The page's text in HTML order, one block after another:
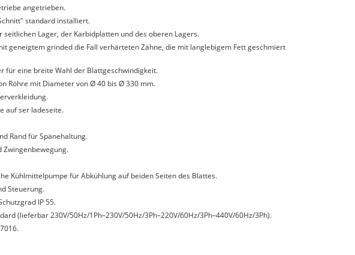
angetrieben.
standard installiert.
Lager, der Karbidplatten und des oberen Lagers.
geneigtem grinded die Fall verhärteten Zähne, die mit langlebigem Fett geschmiert
für eine breite Wahl der Blattgeschwindigkeit.
Röhre mit Diameter von Ø 40 bis Ø 330 mm.
auf ser ladeseite.
Rand für Spänehaltung.
Zwingenbewegung.
Kühlmittelpumpe für Abkühlung auf beiden Seiten des Blattes.
Steuerung.
IP 55.
(lieferbar 230V/50Hz/1Ph–230V/50Hz/3Ph–220V/60Hz/3Ph–440V/60Hz/3Ph).